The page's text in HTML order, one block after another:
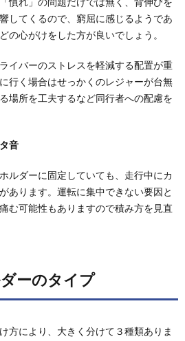
してくるので、窮屈に感じるようであ
の心がけをした方が良いでしょう。
イバーのストレスを軽減する配置が重
行く場合はせっかくのレジャーが台無
場所を工夫するなど同行者への配慮を
音
ルダーに固定していても、走行中にカ
あります。運転に集中できない要因と
む可能性もありますので積み方を見直
ーのタイプ
方により、大きく分けて３種類ありま